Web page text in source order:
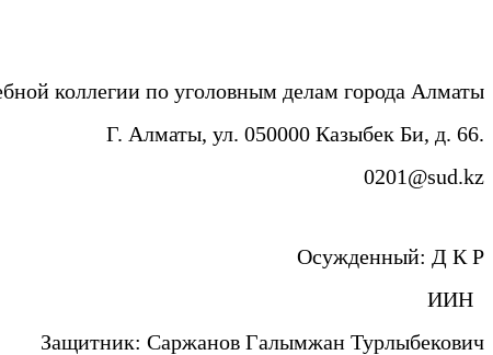
коллегии по уголовным делам города Алматы
Г. Алматы, ул. 050000 Казыбек Би, д. 66.
0201@sud.kz
Осужденный: Д К Р
ИИН
Защитник: Саржанов Галымжан Турлыбекович